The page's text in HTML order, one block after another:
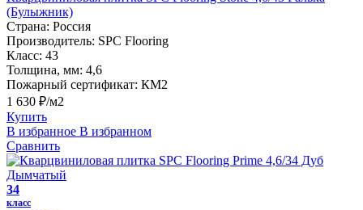
(Булыжник)
Страна: Россия
Производитель: SPC Flooring
Класс: 43
Толщина, мм: 4,6
Пожарный сертификат: КМ2
1 630 ₽/м2
Купить
В избранное В избранном
Сравнить
34
класс